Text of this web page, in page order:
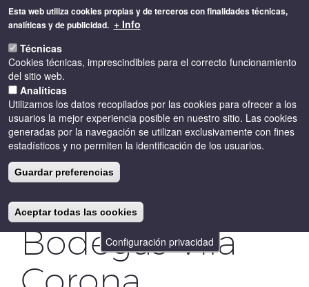
Configuración privacidad
Esta web utiliza cookies propias y de terceros con finalidades técnicas,
analíticas y de publicidad. + Info
Técnicas
Cookies técnicas, imprescindibles para el correcto funcionamiento
del sitio web.
Analíticas
Utilizamos los datos recopilados por las cookies para ofrecer a los
usuarios la mejor experiencia posible en nuestro sitio. Las cookies
generadas por la navegación se utilizan exclusivamente con fines
estadísticos y no permiten la identificación de los usuarios.
Guardar preferencias
Aceptar todas las cookies
Pasar
principal
Cata eno-
astronómica en
Bodegas Vila